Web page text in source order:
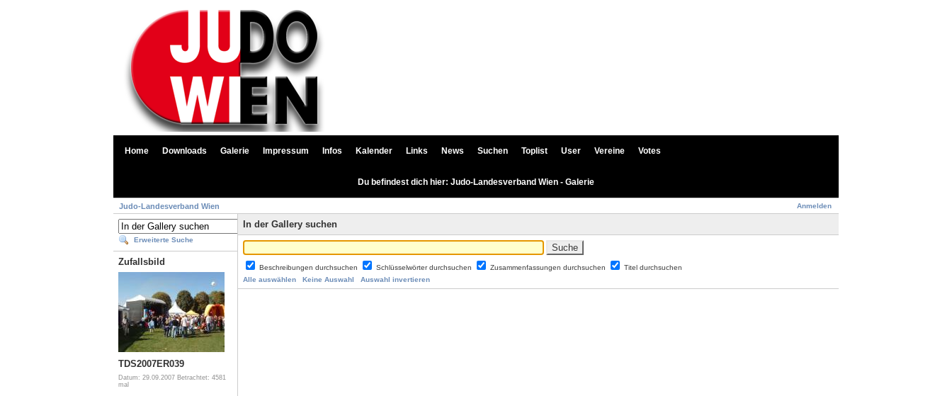
Home Downloads Galerie Impressum Infos Kalender Links News Suchen Toplist User Vereine Votes
Du befindest dich hier: Judo-Landesverband Wien - Galerie
Anmelden
Judo-Landesverband Wien
Erweiterte Suche
Zufallsbild
TDS2007ER039
Datum: 29.09.2007 Betrachtet: 4581
mal
In der Gallery suchen
Beschreibungen durchsuchen Schlüsselwörter durchsuchen Zusammenfassungen durchsuchen
Titel durchsuchen
Alle auswählen
Keine Auswahl Auswahl invertieren